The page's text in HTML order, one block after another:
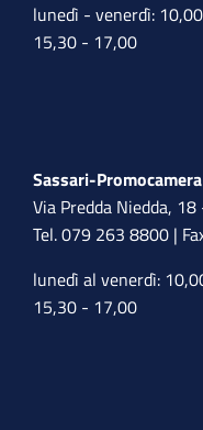
lunedì - venerdì:
15,30 - 17,00
Sassari-Promocamera
Via Predda Niedda,
Tel. 079 263 8800 |
lunedì al venerdì:
15,30 - 17,00